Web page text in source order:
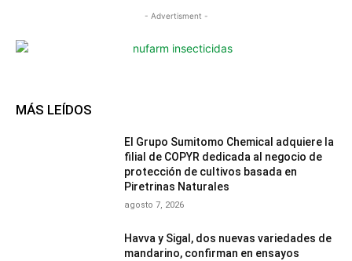
- Advertisment -
MÁS LEÍDOS
El Grupo Sumitomo Chemical adquiere la
filial de COPYR dedicada al negocio de
protección de cultivos basada en
Piretrinas Naturales
agosto 7, 2026
Havva y Sigal, dos nuevas variedades de
mandarino, confirman en ensayos